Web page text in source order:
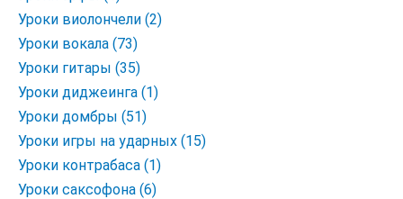
Уроки виолончели (2)
Уроки вокала (73)
Уроки гитары (35)
Уроки диджеинга (1)
Уроки домбры (51)
Уроки игры на ударных (15)
Уроки контрабаса (1)
Уроки саксофона (6)